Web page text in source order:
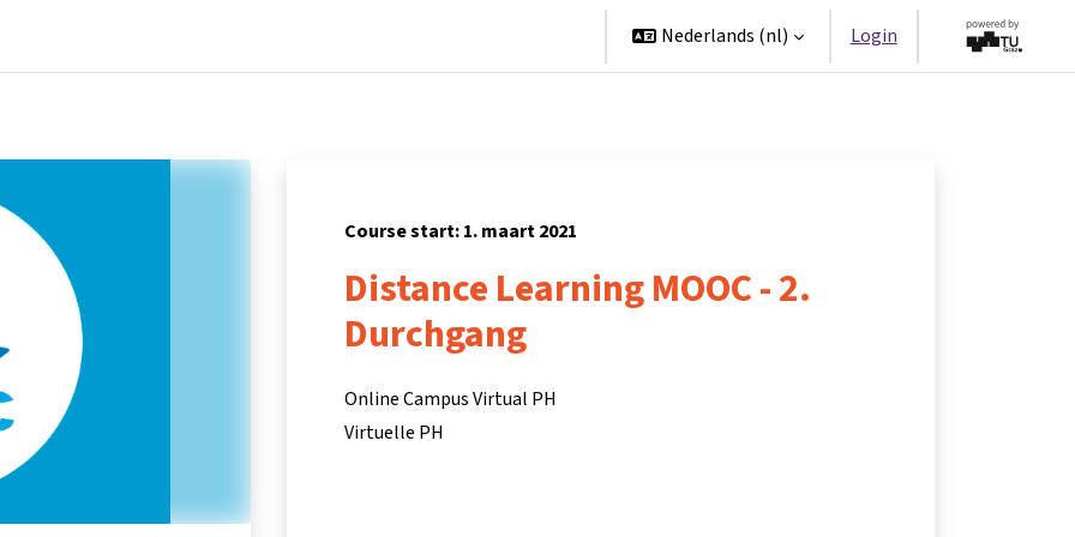
Nederlands ‎(nl)‎ Login
Course start: 1. maart 2021
Distance Learning MOOC - 2.
Durchgang
Online Campus Virtual PH
Virtuelle PH